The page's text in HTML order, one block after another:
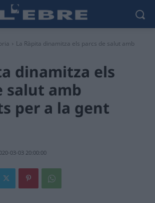
La Ràpita dinamitza els parcs de salut amb
dinamitza els
salut amb
per a la gent
03-03 20:00:00